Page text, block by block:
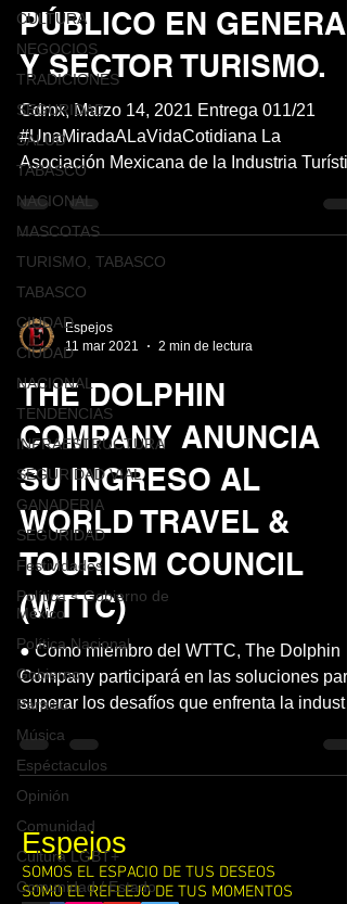
CULTURA
NEGOCIOS
TRADICIONES
SEGURIDAD
SALUD
TABASCO
NACIONAL
MASCOTAS
TURISMO, TABASCO
TABASCO
CIUDAD
CIUDAD
NACIONAL
TENDENCIAS
INFRAESTRUCTURA
SEGURIDAD VIAL
GANADERIA
SEGURIDAD
Festividades
Política < Gobierno de
México
Política Nacional
Gobierno
Paraiso
Música
Espéctaculos
Opinión
Comunidad
Cultura LGBT+
Comunidad / Estado
PÚBLICO EN GENERAL
Y SECTOR TURISMO.
Cdmx, Marzo 14, 2021 Entrega 011/21
#UnaMiradaALaVidaCotidiana La
Asociación Mexicana de la Industria
Espejos
11 mar 2021
2 min de lectura
THE DOLPHIN
COMPANY ANUNCIA
SU INGRESO AL
WORLD TRAVEL &
TOURISM COUNCIL
(WTTC)
● Como miembro del WTTC, The Dolphin
Company participará en las soluciones
superar los desafíos que enfrenta la
de viajes...
Espejos
SOMOS EL ESPACIO DE TUS DESEOS
SOMO EL REFLEJO DE TUS MOMENTOS